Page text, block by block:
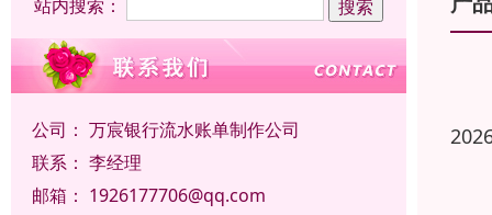
站内搜索：
公司： 万宸银行流水账单制作公司
联系： 李经理
邮箱： 1926177706@qq.com